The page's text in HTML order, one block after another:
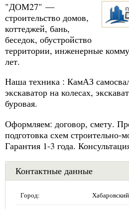
"ДОМ27" —
строительство домов,
коттеджей, бань,
беседок, обустройство
территории, инженерные
лет.
Наша техника : КамАЗ
экскаватор на колесах,
буровая.
Оформляем: договор, смету.
подготовка схем строительно-
Гарантия 1-3 года.
Контактные данные
Город: